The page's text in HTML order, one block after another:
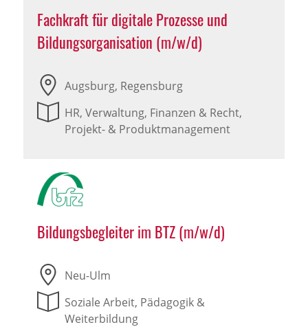
Fachkraft für digitale Prozesse und
Bildungsorganisation (m/w/d)
Augsburg, Regensburg
HR, Verwaltung, Finanzen & Recht,
Projekt- & Produktmanagement
Bildungsbegleiter im BTZ (m/w/d)
Neu-Ulm
Soziale Arbeit, Pädagogik &
Weiterbildung